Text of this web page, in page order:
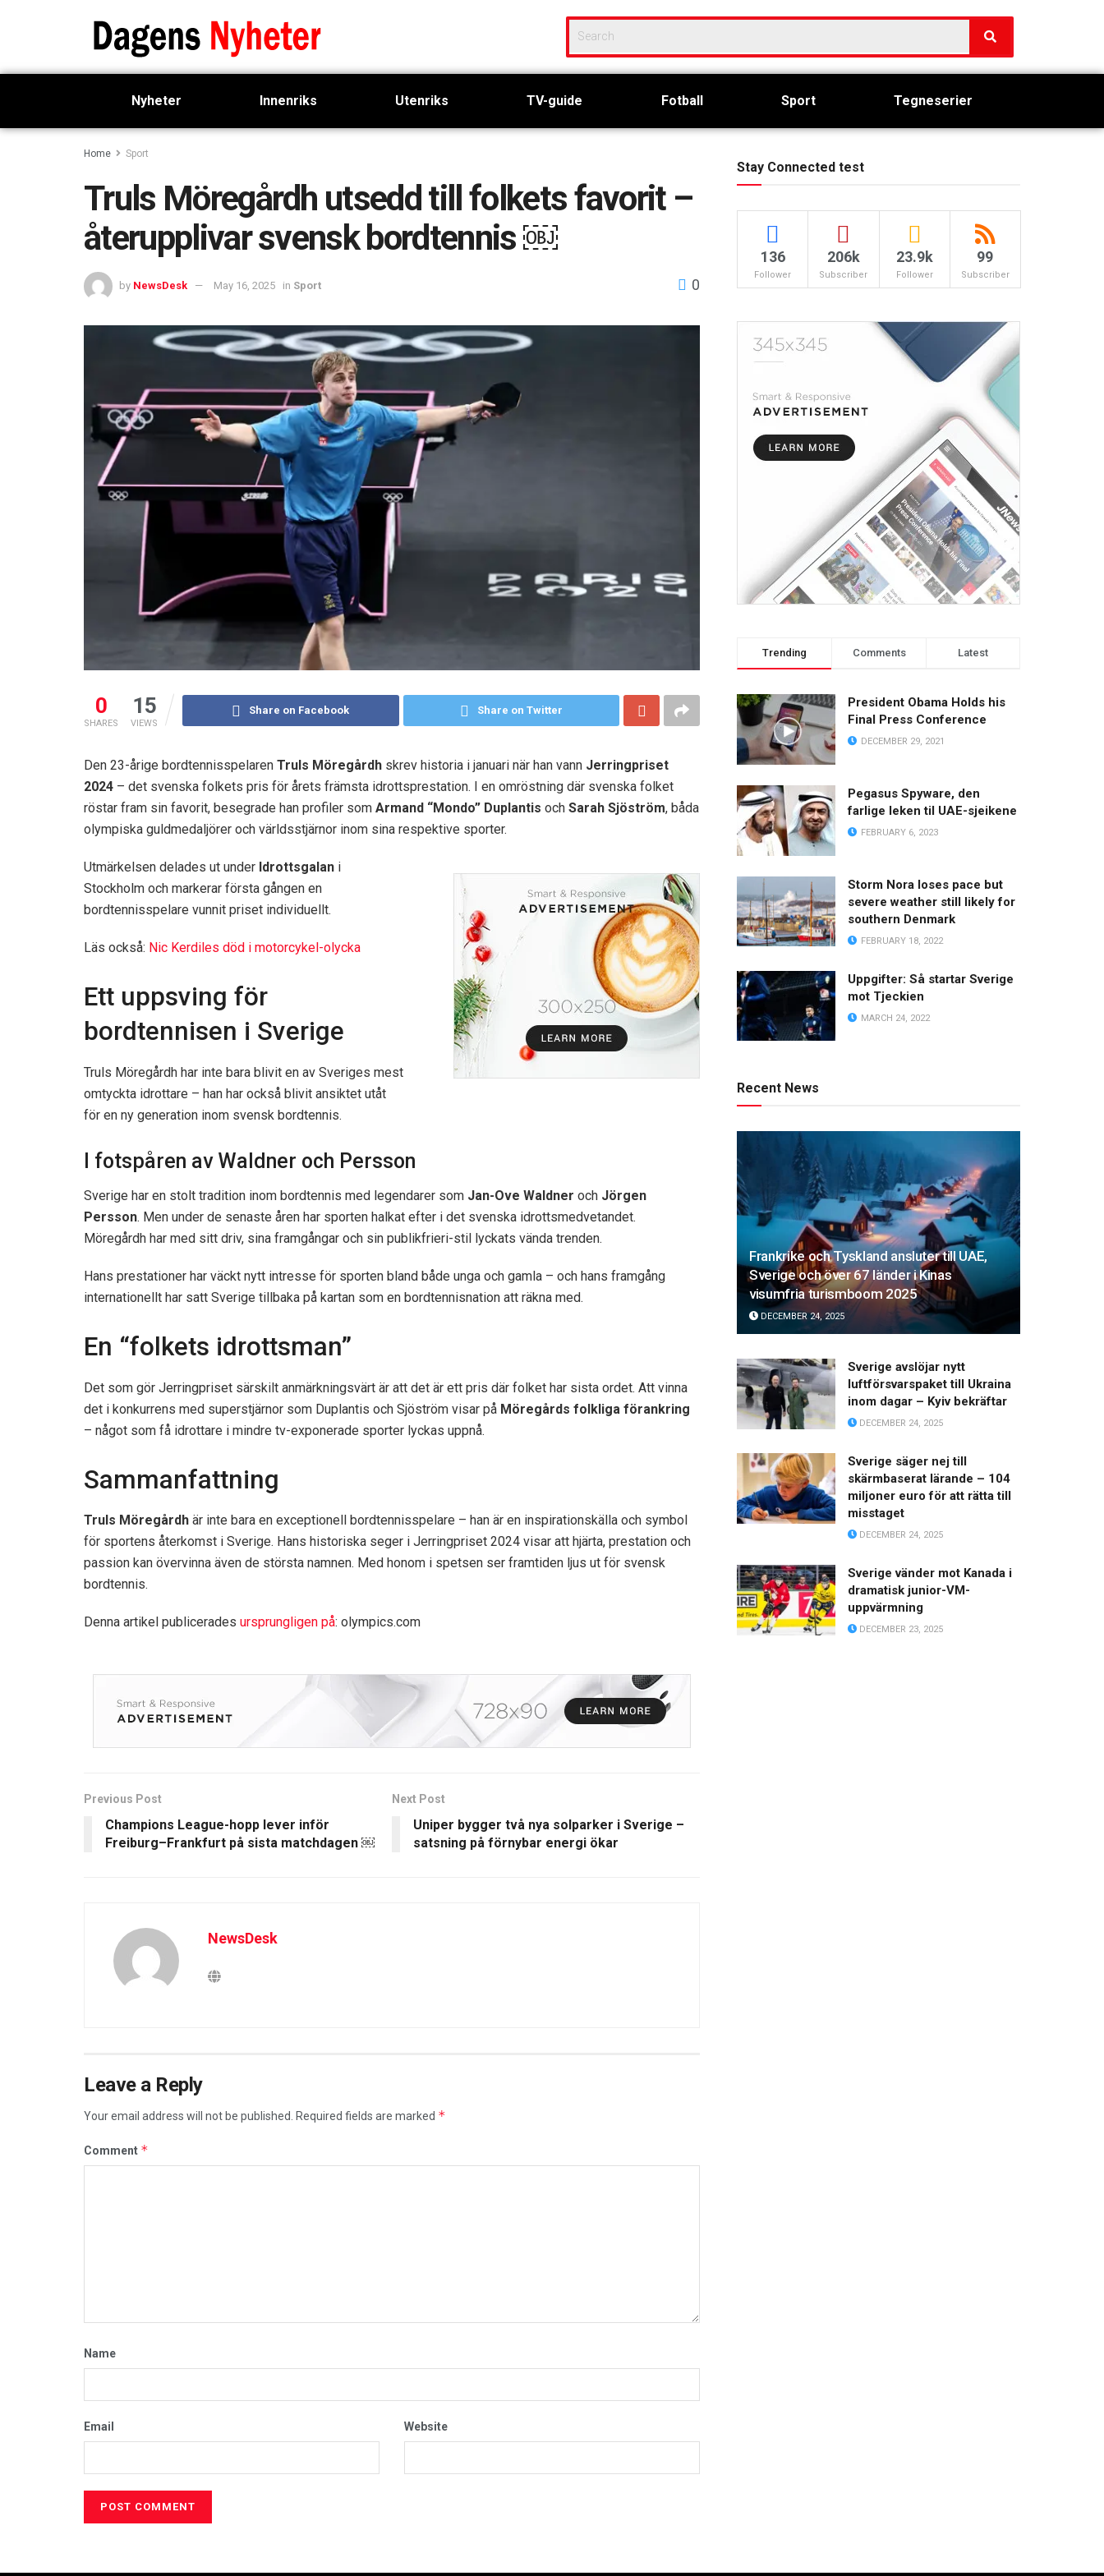
Nyheter Innenriks Utenriks TV-guide Fotball Sport Tegneserier
Home Sport
Truls Möregårdh utsedd till folkets favorit –
återupplivar svensk bordtennis ￼
by NewsDesk May 16, 2025 in Sport 0
0
SHARES
15
VIEWS
Share on Facebook Share on Twitter
Den 23-årige bordtennisspelaren Truls Möregårdh skrev historia i januari när han vann Jerringpriset
2024 – det svenska folkets pris för årets främsta idrottsprestation. I en omröstning där svenska folket
röstar fram sin favorit, besegrade han profiler som Armand “Mondo” Duplantis och Sarah Sjöström, båda
olympiska guldmedaljörer och världsstjärnor inom sina respektive sporter.
Utmärkelsen delades ut under Idrottsgalan i
Stockholm och markerar första gången en
bordtennisspelare vunnit priset individuellt.
Läs också: Nic Kerdiles död i motorcykel-olycka
Ett uppsving för
bordtennisen i Sverige
Truls Möregårdh har inte bara blivit en av Sveriges mest
omtyckta idrottare – han har också blivit ansiktet utåt
för en ny generation inom svensk bordtennis.
I fotspåren av Waldner och Persson
Sverige har en stolt tradition inom bordtennis med legendarer som Jan-Ove Waldner och Jörgen
Persson. Men under de senaste åren har sporten halkat efter i det svenska idrottsmedvetandet.
Möregårdh har med sitt driv, sina framgångar och sin publikfrieri-stil lyckats vända trenden.
Hans prestationer har väckt nytt intresse för sporten bland både unga och gamla – och hans framgång
internationellt har satt Sverige tillbaka på kartan som en bordtennisnation att räkna med.
En “folkets idrottsman”
Det som gör Jerringpriset särskilt anmärkningsvärt är att det är ett pris där folket har sista ordet. Att vinna
det i konkurrens med superstjärnor som Duplantis och Sjöström visar på Möregårds folkliga förankring
– något som få idrottare i mindre tv-exponerade sporter lyckas uppnå.
Sammanfattning
Truls Möregårdh är inte bara en exceptionell bordtennisspelare – han är en inspirationskälla och symbol
för sportens återkomst i Sverige. Hans historiska seger i Jerringpriset 2024 visar att hjärta, prestation och
passion kan övervinna även de största namnen. Med honom i spetsen ser framtiden ljus ut för svensk
bordtennis.
Denna artikel publicerades ursprungligen på: olympics.com
Previous Post
Champions League-hopp lever inför
Freiburg–Frankfurt på sista matchdagen ￼
Next Post
Uniper bygger två nya solparker i Sverige –
satsning på förnybar energi ökar
NewsDesk
Leave a Reply
Your email address will not be published. Required fields are marked *
Comment *
Name
Email Website
Stay Connected test
136
Follower
206k
Subscriber
23.9k
Follower
99
Subscriber
Trending Comments Latest
President Obama Holds his
Final Press Conference
DECEMBER 29, 2021
Pegasus Spyware, den
farlige leken til UAE-sjeikene
FEBRUARY 6, 2023
Storm Nora loses pace but
severe weather still likely for
southern Denmark
FEBRUARY 18, 2022
Uppgifter: Så startar Sverige
mot Tjeckien
MARCH 24, 2022
Recent News
Frankrike och Tyskland ansluter till UAE,
Sverige och över 67 länder i Kinas
visumfria turismboom 2025
DECEMBER 24, 2025
Sverige avslöjar nytt
luftförsvarspaket till Ukraina
inom dagar – Kyiv bekräftar
DECEMBER 24, 2025
Sverige säger nej till
skärmbaserat lärande – 104
miljoner euro för att rätta till
misstaget
DECEMBER 24, 2025
Sverige vänder mot Kanada i
dramatisk junior-VM-
uppvärmning
DECEMBER 23, 2025